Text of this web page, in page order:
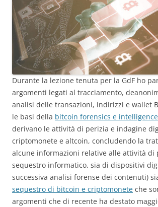
Durante la lezione tenuta per la GdF ho
argomenti legati al tracciamento,
analisi delle transazioni, indirizzi e wallet
le basi della bitcoin forensics e intelligence
derivano le attività di perizia e indagine
criptomonete e altcoin, concludendo la
alcune informazioni relative alle attività di
sequestro informatico, sia di dispositivi
successiva analisi forense dei contenuti)
sequestro di bitcoin e criptomonete che
argomenti che di recente ha destato